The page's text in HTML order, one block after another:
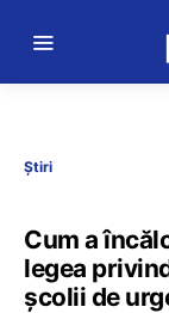
Știri
Cum a
legea
școlii de